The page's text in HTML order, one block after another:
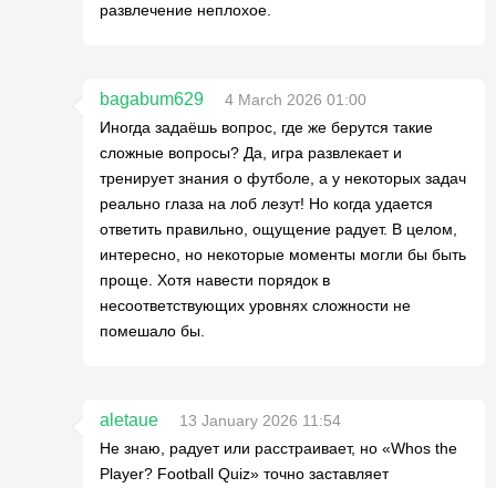
развлечение неплохое.
bagabum629
4 March 2026 01:00
Иногда задаёшь вопрос, где же берутся такие
сложные вопросы? Да, игра развлекает и
тренирует знания о футболе, а у некоторых задач
реально глаза на лоб лезут! Но когда удается
ответить правильно, ощущение радует. В целом,
интересно, но некоторые моменты могли бы быть
проще. Хотя навести порядок в
несоответствующих уровнях сложности не
помешало бы.
aletaue
13 January 2026 11:54
Не знаю, радует или расстраивает, но «Whos the
Player? Football Quiz» точно заставляет